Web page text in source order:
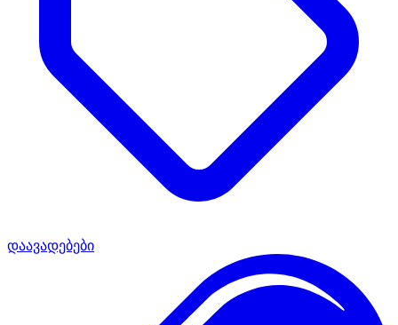
დაავადებები